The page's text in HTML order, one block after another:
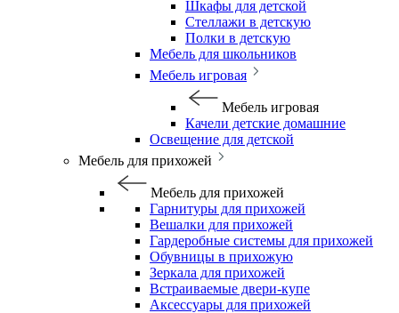
Шкафы для детской
Стеллажи в детскую
Полки в детскую
Мебель для школьников
Мебель игровая
Мебель игровая
Качели детские домашние
Освещение для детской
Мебель для прихожей
Мебель для прихожей
Гарнитуры для прихожей
Вешалки для прихожей
Гардеробные системы для прихожей
Обувницы в прихожую
Зеркала для прихожей
Встраиваемые двери-купе
Аксессуары для прихожей